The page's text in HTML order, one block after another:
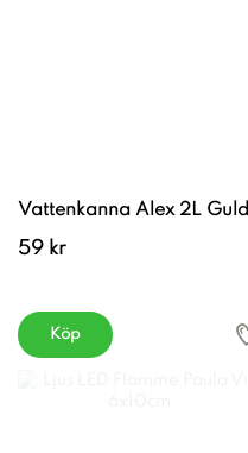
Vattenkanna Alex 2L Guld
59 kr
Köp